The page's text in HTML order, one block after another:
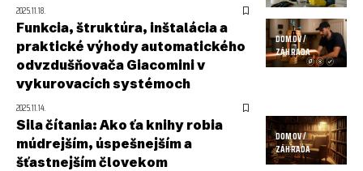
2025.11.18.
DOMOV /
ZÁHRADA
Funkcia, štruktúra, inštalácia a
praktické výhody automatického
odvzdušňovača Giacomini v
vykurovacích systémoch
2025.11.14.
DOMOV /
ZÁHRADA
Sila čítania: Ako ťa knihy robia
múdrejším, úspešnejším a
šťastnejším človekom